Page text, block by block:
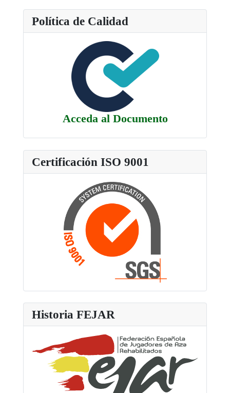
Política de Calidad
Acceda al Documento
Certificación ISO 9001
Historia FEJAR